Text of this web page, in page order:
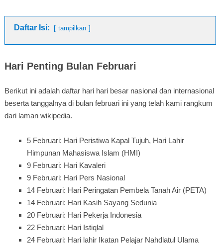
Daftar Isi: tampilkan
Hari Penting Bulan Februari
Berikut ini adalah daftar hari hari besar nasional dan internasional
beserta tanggalnya di bulan februari ini yang telah kami rangkum
dari laman wikipedia.
5 Februari: Hari Peristiwa Kapal Tujuh, Hari Lahir
Himpunan Mahasiswa Islam (HMI)
9 Februari: Hari Kavaleri
9 Februari: Hari Pers Nasional
14 Februari: Hari Peringatan Pembela Tanah Air (PETA)
14 Februari: Hari Kasih Sayang Sedunia
20 Februari: Hari Pekerja Indonesia
22 Februari: Hari Istiqlal
24 Februari: Hari lahir Ikatan Pelajar Nahdlatul Ulama